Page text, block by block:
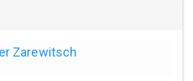
Zarewitsch